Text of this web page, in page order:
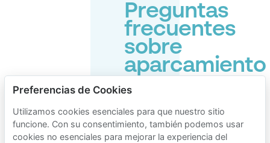
Preguntas
frecuentes
sobre
aparcamiento
en
Eindhoven
Centrum
Preferencias de Cookies
Utilizamos cookies esenciales para que nuestro sitio
funcione. Con su consentimiento, también podemos usar
cookies no esenciales para mejorar la experiencia del